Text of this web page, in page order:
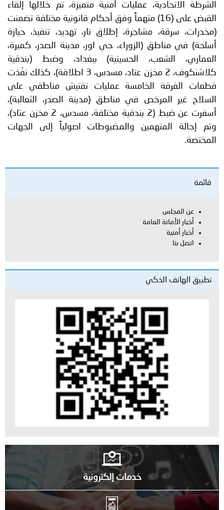
الشرطة الاتحادية، عمليات أمنية متميزة، تم خلالها إلقاء
القبض على (16) متهماً وفق أحكام قانونية مختلفة تضمنت
(مخدرات، سرقة، مشاجرة، إطلاق نار، تهديد، تنفيذ، حيازة
أسلحة) في مناطق (الزوراء، حي اور، مدينة الصدر، كميرة،
العماري، الشعب، الحسينية) ببغداد، وضبط (بندقية
كلاشنكوف، 2 مخزن عتاد، مسدس، 3 اطلاقة)، كذلك نفّذت
قطعات الفرقة الخامسة عمليات تفتيش مناطقي على
السلاح غير المرخص في مناطق (مدينة الصدر، الثعالبة)،
أسفرت عن ضبط (2 بندقية مختلفة، مسدس، 2 مخزن عتاد)،
وتم إحالة المتهمين والمضبوطات اصولياً إلى الجهات
المختصة.
قائمة
عن المجلس
أخبار الأمانة العامة
أخبار أمنية
اتصل بنا
تطبيق الهاتف الذكي
خدمات إلكترونية